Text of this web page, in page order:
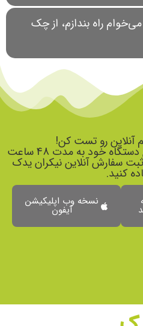
راه بندازم، از چک
آنلاین رو تست کن!
شما می توانید نسبت به نوع دستگاه خود به مدت 48 ساعت
سفارش آنلاین نیکران یدک
کنید.
نسخه وب اپلیکیشن
آیفون